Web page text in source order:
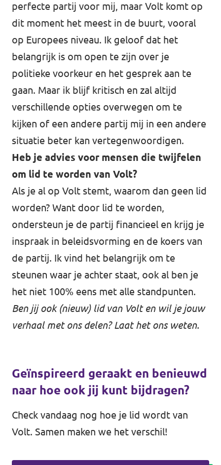
perfecte partij voor mij, maar Volt komt op
dit moment het meest in de buurt, vooral
op Europees niveau. Ik geloof dat het
belangrijk is om open te zijn over je
politieke voorkeur en het gesprek aan te
gaan. Maar ik blijf kritisch en zal altijd
verschillende opties overwegen om te
kijken of een andere partij mij in een andere
situatie beter kan vertegenwoordigen.
Heb je advies voor mensen die twijfelen
om lid te worden van Volt?
Als je al op Volt stemt, waarom dan geen lid
worden? Want door lid te worden,
ondersteun je de partij financieel en krijg je
inspraak in beleidsvorming en de koers van
de partij. Ik vind het belangrijk om te
steunen waar je achter staat, ook al ben je
het niet 100% eens met alle standpunten.
Ben jij ook (nieuw) lid van Volt en wil je jouw
verhaal met ons delen? Laat het ons weten.
Geïnspireerd geraakt en benieuwd
naar hoe ook jij kunt bijdragen?
Check vandaag nog hoe je lid wordt van
Volt. Samen maken we het verschil!